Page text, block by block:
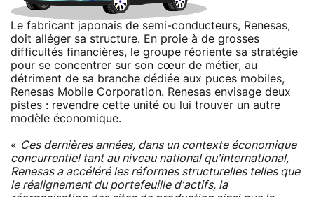
Le fabricant japonais de semi-conducteurs, Renesas,
doit alléger sa structure. En proie à de grosses
difficultés financières, le groupe réoriente sa stratégie
pour se concentrer sur son cœur de métier, au
détriment de sa branche dédiée aux puces mobiles,
Renesas Mobile Corporation. Renesas envisage deux
pistes : revendre cette unité ou lui trouver un autre
modèle économique.
« Ces dernières années, dans un contexte économique
concurrentiel tant au niveau national qu'international,
Renesas a accéléré les réformes structurelles telles que
le réalignement du portefeuille d'actifs, la